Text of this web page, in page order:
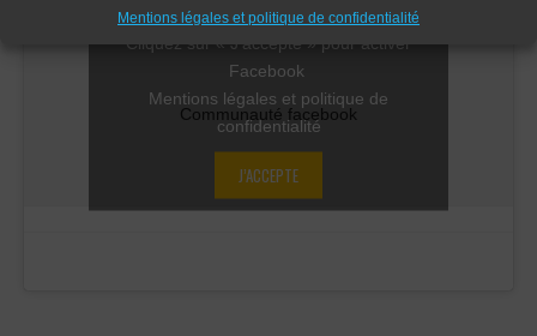
Mentions légales et politique de confidentialité
Communauté facebook
Cliquez sur « J’accepte » pour activer
Facebook
Mentions légales et politique de
confidentialité
J’ACCEPTE